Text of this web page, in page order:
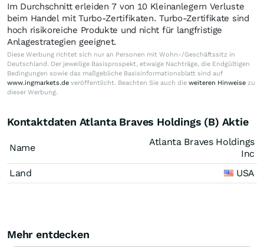
Im Durchschnitt erleiden 7 von 10 Kleinanlegern Verluste
beim Handel mit Turbo-Zertifikaten. Turbo-Zertifikate sind
hoch risikoreiche Produkte und nicht für langfristige
Anlagestrategien geeignet.
Diese Werbung richtet sich nur an Personen mit Wohn-/Geschäftssitz in
Deutschland. Der jeweilige Basisprospekt, etwaige Nachträge, die Endgültigen
Bedingungen sowie das maßgebliche Basisinformationsblatt sind auf
www.ingmarkets.de veröffentlicht. Beachten Sie auch die weiteren Hinweise zu
dieser Werbung.
Kontaktdaten Atlanta Braves Holdings (B) Aktie
Name
Atlanta Braves Holdings
Inc
Land
USA
Mehr entdecken